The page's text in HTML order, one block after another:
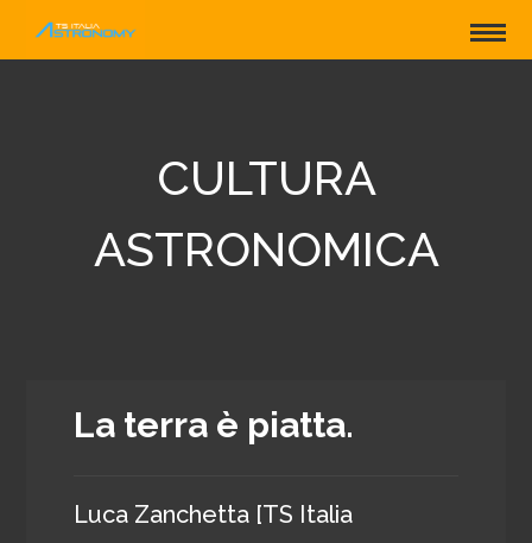
CULTURA
ASTRONOMICA
La terra è piatta.
Luca Zanchetta [TS Italia